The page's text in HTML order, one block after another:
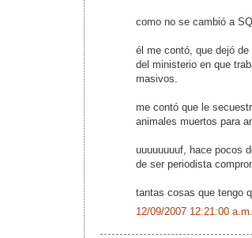
como no se cambió a
él me contó, que dejó
del ministerio en que
masivos.
me contó que le
animales muertos para
uuuuuuuuf, hace pocos
de ser periodista
tantas cosas que tengo
12/09/2007 12:21:00 a.m.